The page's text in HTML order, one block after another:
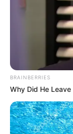
Lenéztem a
megtelt
tökéletesek
régóta vártam
BRAINBERRIES
Why Did He